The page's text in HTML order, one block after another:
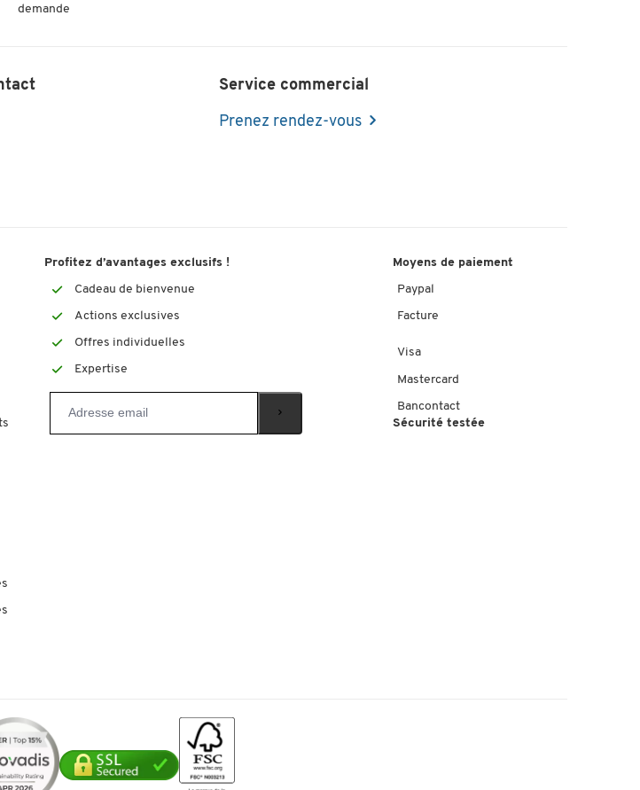
demande
Service commercial
Prenez rendez-vous
Profitez d’avantages exclusifs !
Cadeau de bienvenue
Actions exclusives
Offres individuelles
Expertise
Moyens de paiement
Paypal
Facture
Visa
Mastercard
Bancontact
Sécurité testée